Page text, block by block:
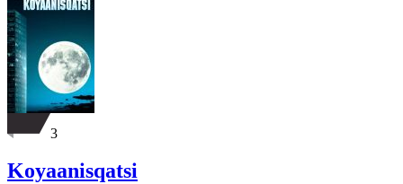
3
Koyaanisqatsi